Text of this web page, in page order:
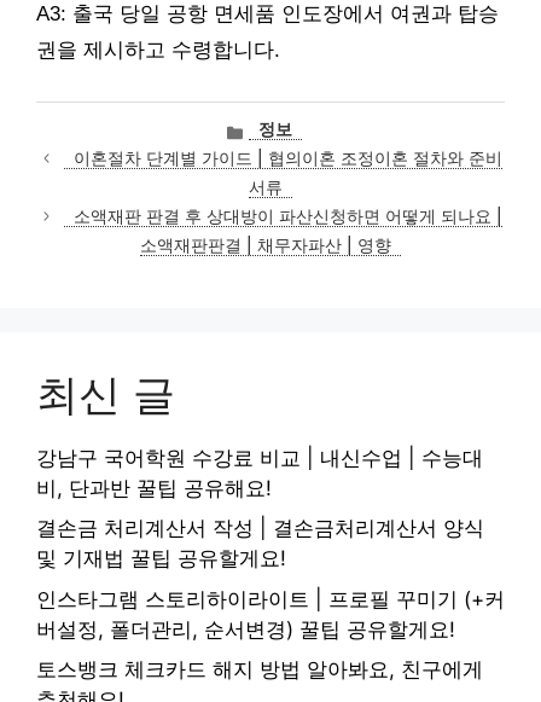
A3: 출국 당일 공항 면세품 인도장에서 여권과 탑승
권을 제시하고 수령합니다.
카
테
고
리
정보
이혼절차 단계별 가이드 | 협의이혼 조정이혼 절차와 준비
서류
소액재판 판결 후 상대방이 파산신청하면 어떻게 되나요 |
소액재판판결 | 채무자파산 | 영향
최신 글
강남구 국어학원 수강료 비교 | 내신수업 | 수능대
비, 단과반 꿀팁 공유해요!
결손금 처리계산서 작성 | 결손금처리계산서 양식
및 기재법 꿀팁 공유할게요!
인스타그램 스토리하이라이트 | 프로필 꾸미기 (+커
버설정, 폴더관리, 순서변경) 꿀팁 공유할게요!
토스뱅크 체크카드 해지 방법 알아봐요, 친구에게